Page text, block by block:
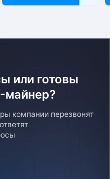
При получении товара
товара, клиенту
который
Компании после
или готовы
майнер?
компании перезвонят